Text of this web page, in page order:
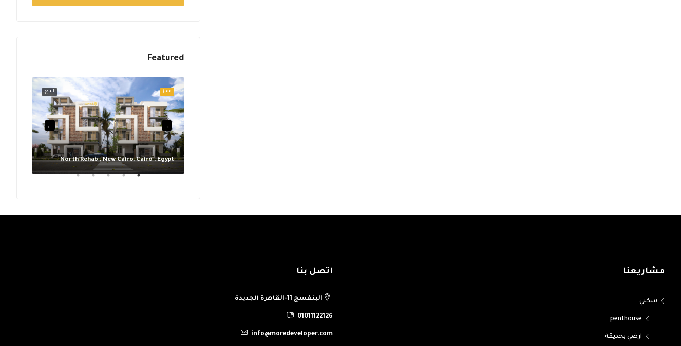
Featured
للبيع مميز
North Rehab , New Cairo, Cairo , Egypt
مشاريعنا
سكني
penthouse
ارضي بحديقة
اتصل بنا
البنفسج 11-القاهرة الجديدة
01011122126
info@moredeveloper.com